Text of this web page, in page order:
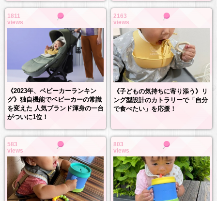
1811
views
《2023年、ベビーカーランキン
グ》独自機能でベビーカーの常識
を変えた 人気ブランド渾身の一台
がついに1位！
2163
views
《子どもの気持ちに寄り添う》リ
ング型設計のカトラリーで「自分
で食べたい」を応援！
583
views
803
views